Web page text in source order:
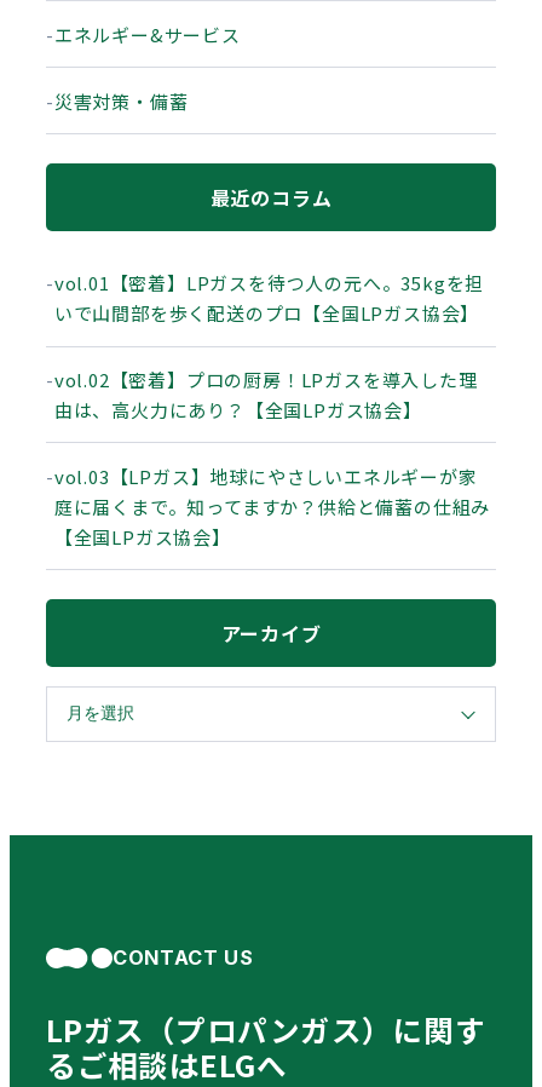
エネルギー&サービス
災害対策・備蓄
最近のコラム
vol.01【密着】LPガスを待つ人の元へ。35kgを担
いで山間部を歩く配送のプロ【全国LPガス協会】
vol.02【密着】プロの厨房！LPガスを導入した理
由は、高火力にあり？【全国LPガス協会】
vol.03【LPガス】地球にやさしいエネルギーが家
庭に届くまで。知ってますか？供給と備蓄の仕組み
【全国LPガス協会】
アーカイブ
CONTACT US
LPガス（プロパンガス）に関す
る ご相談はELGへ